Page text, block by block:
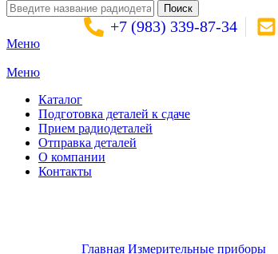
Поиск
+7 (983) 339-87-34
Меню
Меню
Каталог
Подготовка деталей к сдаче
Прием радиодеталей
Отправка деталей
О компании
Контакты
Главная Измерительные приборы